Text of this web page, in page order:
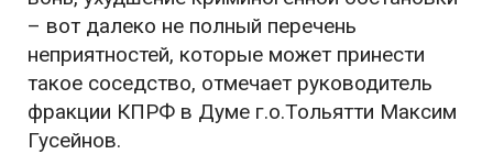
– вот далеко не полный перечень
неприятностей, которые может принести
такое соседство, отмечает руководитель
фракции КПРФ в Думе г.о.Тольятти Максим
Гусейнов.